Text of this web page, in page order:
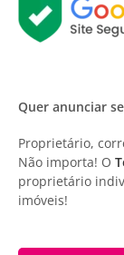
Quer anunciar
Proprietário,
Não importa! O
proprietário
imóveis!